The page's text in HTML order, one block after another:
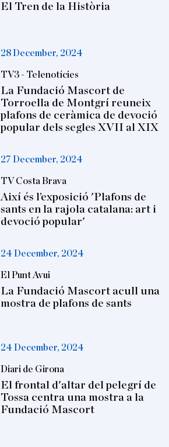
El Tren de la Història
28 December, 2024
TV3 - Telenotícies
La Fundació Mascort de
Torroella de Montgrí reuneix
plafons de ceràmica de devoció
popular dels segles XVII al XIX
27 December, 2024
TV Costa Brava
Així és l’exposició 'Plafons de
sants en la rajola catalana: art i
devoció popular'
24 December, 2024
El Punt Avui
La Fundació Mascort acull una
mostra de plafons de sants
24 December, 2024
Diari de Girona
El frontal d'altar del pelegrí de
Tossa centra una mostra a la
Fundació Mascort